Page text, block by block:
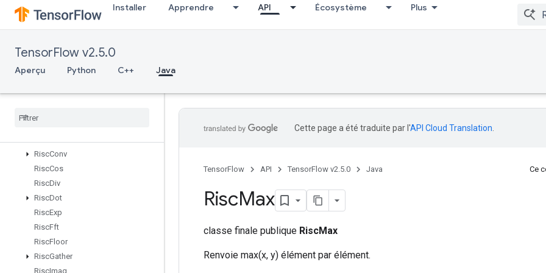
Installer Apprendre API Écosystème Plus
TensorFlow v2.5.0
Aperçu Python C++ Java
RiscAbs
RiscAdd
RiscBinaryComparison
RiscBitcast
RiscCast
RiscConv
RiscCos
RiscDiv
RiscDot
RiscExp
RiscFft
RiscFloor
RiscGather
RiscImag
Cette page a été traduite par l'API Cloud Translation
TensorFlow API TensorFlow v2.5.0 Java Ce
RiscMax
classe finale publique RiscMax
Renvoie max(x, y) élément par élément.